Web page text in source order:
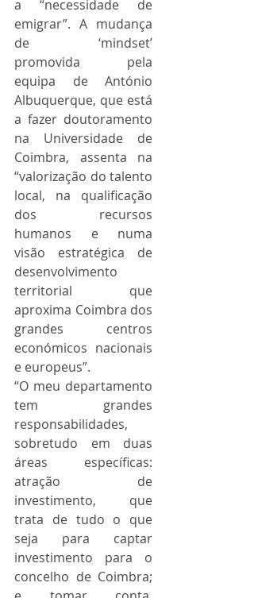
a “necessidade de
emigrar”. A mudança
de ‘mindset’
promovida pela
equipa de António
Albuquerque, que está
a fazer doutoramento
na Universidade de
Coimbra, assenta na
“valorização do talento
local, na qualificação
dos recursos
humanos e numa
visão estratégica de
desenvolvimento
territorial que
aproxima Coimbra dos
grandes centros
económicos nacionais
e europeus”.
“O meu departamento
tem grandes
responsabilidades,
sobretudo em duas
áreas específicas:
atração de
investimento, que
trata de tudo o que
seja para captar
investimento para o
concelho de Coimbra;